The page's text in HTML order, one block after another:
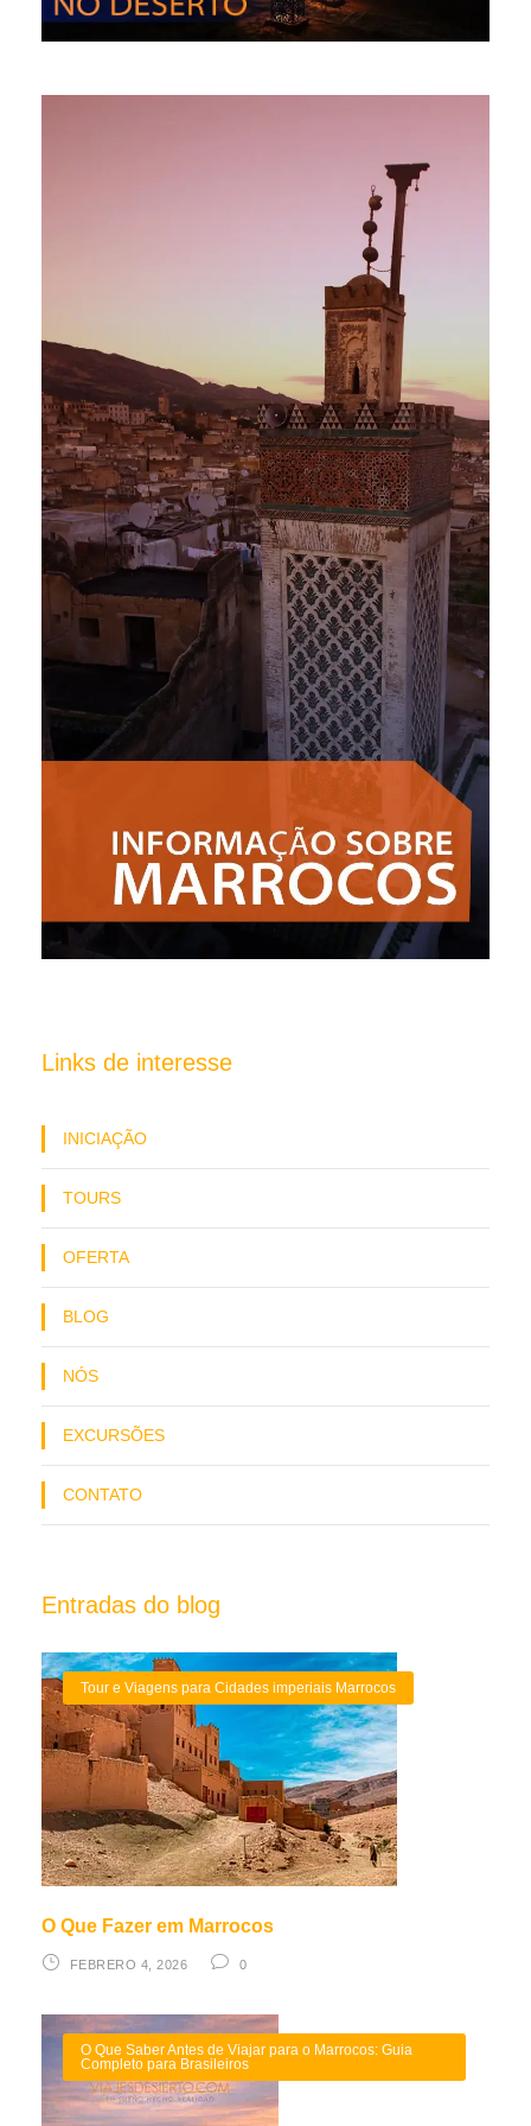
Links de interesse
INICIAÇÃO
TOURS
OFERTA
BLOG
NÓS
EXCURSÕES
CONTATO
Entradas do blog
Tour e Viagens para Cidades imperiais Marrocos
O Que Fazer em Marrocos
FEBRERO 4, 2026 0
O Que Saber Antes de Viajar para o Marrocos: Guia
Completo para Brasileiros